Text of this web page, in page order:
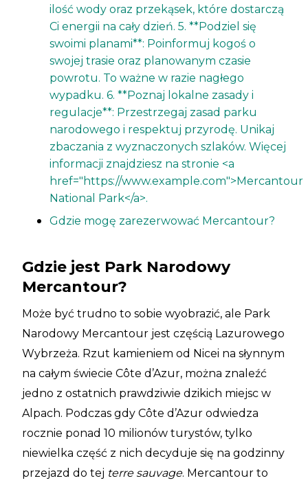
ilość wody oraz przekąsek, które dostarczą
Ci energii na cały dzień. 5. **Podziel się
swoimi planami**: Poinformuj kogoś o
swojej trasie oraz planowanym czasie
powrotu. To ważne w razie nagłego
wypadku. 6. **Poznaj lokalne zasady i
regulacje**: Przestrzegaj zasad parku
narodowego i respektuj przyrodę. Unikaj
zbaczania z wyznaczonych szlaków. Więcej
informacji znajdziesz na stronie <a
href="https://www.example.com">Mercantour
National Park</a>.
Gdzie mogę zarezerwować Mercantour?
Gdzie jest Park Narodowy
Mercantour?
Może być trudno to sobie wyobrazić, ale Park
Narodowy Mercantour jest częścią Lazurowego
Wybrzeża. Rzut kamieniem od Nicei na słynnym
na całym świecie Côte d’Azur, można znaleźć
jedno z ostatnich prawdziwie dzikich miejsc w
Alpach. Podczas gdy Côte d’Azur odwiedza
rocznie ponad 10 milionów turystów, tylko
niewielka część z nich decyduje się na godzinny
przejazd do tej terre sauvage. Mercantour to